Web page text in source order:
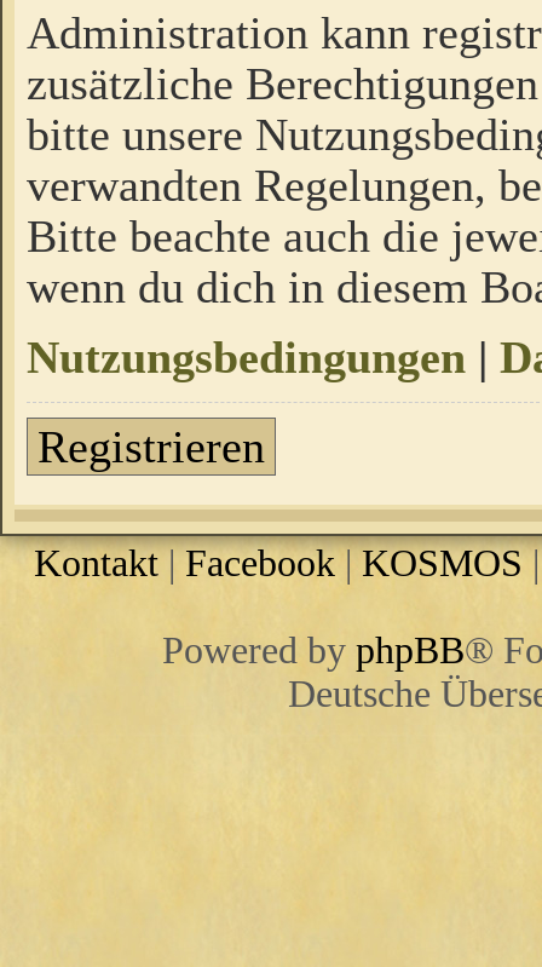
Administration kann
zusätzliche
bitte unsere
verwandten Regelungen,
Bitte beachte auch die
wenn du dich in diesem
Nutzungsbedingungen |
Registrieren
Kontakt | Facebook |KOSMOS
Powered by phpBB®
Deutsche